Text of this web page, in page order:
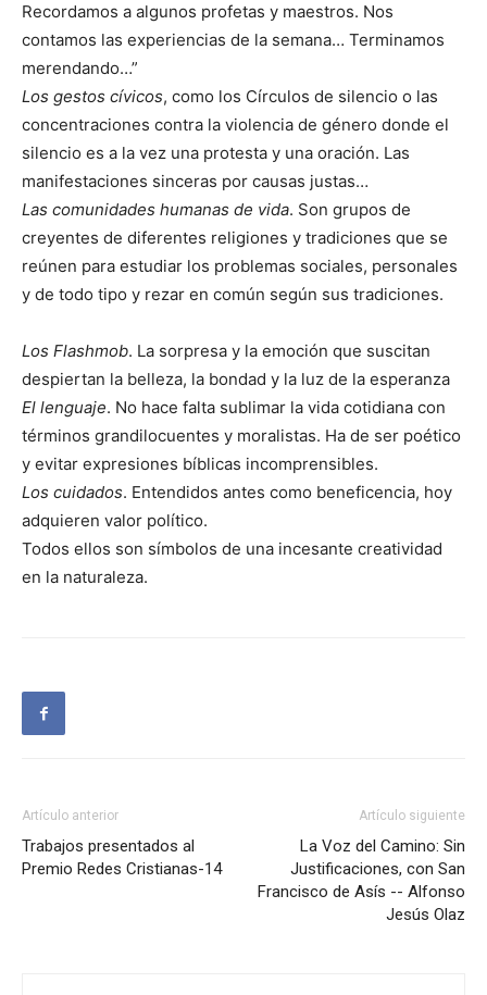
Recordamos a algunos profetas y maestros. Nos
contamos las experiencias de la semana… Terminamos
merendando…”
Los gestos cívicos, como los Círculos de silencio o las
concentraciones contra la violencia de género donde el
silencio es a la vez una protesta y una oración. Las
manifestaciones sinceras por causas justas…
Las comunidades humanas de vida. Son grupos de
creyentes de diferentes religiones y tradiciones que se
reúnen para estudiar los problemas sociales, personales
y de todo tipo y rezar en común según sus tradiciones.
Los Flashmob. La sorpresa y la emoción que suscitan
despiertan la belleza, la bondad y la luz de la esperanza
El lenguaje. No hace falta sublimar la vida cotidiana con
términos grandilocuentes y moralistas. Ha de ser poético
y evitar expresiones bíblicas incomprensibles.
Los cuidados. Entendidos antes como beneficencia, hoy
adquieren valor político.
Todos ellos son símbolos de una incesante creatividad
en la naturaleza.
Artículo anterior
Trabajos presentados al
Premio Redes Cristianas-14
Artículo siguiente
La Voz del Camino: Sin
Justificaciones, con San
Francisco de Asís -- Alfonso
Jesús Olaz